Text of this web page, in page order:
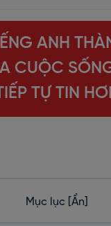
ANH
CUỘC
TỰ TIN
Mục lục [Ẩn]